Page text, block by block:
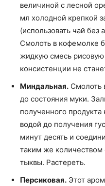
величиной с лесной
мл холодной крепкой
(использовать чай без
Смолоть в кофемолке
жидкую смесь рисовую
консистенции не
Миндальная. Смолоть
до состояния муки.
полученного
водой до получения
минут десять и
таким же количеством
тыквы. Растереть.
Персиковая. Этот